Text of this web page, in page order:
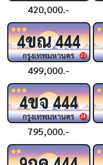
420,000.-
23
4ขณ444
กรุงเทพมหานคร
499,000.-
24
4ขจ444
กรุงเทพมหานคร
795,000.-